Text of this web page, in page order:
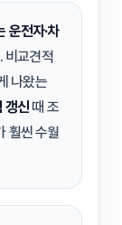
운전자·차
비교견적
나왔는
갱신때 조
훨씬 수월